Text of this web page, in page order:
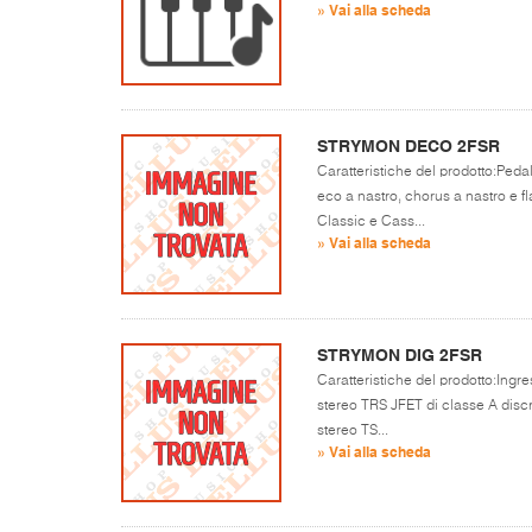
» Vai alla scheda
STRYMON DECO 2FSR
Caratteristiche del
eco a nastro, chorus a nastro e
Classic e Cass...
» Vai alla scheda
STRYMON DIG 2FSR
Caratteristiche del
stereo TRS JFET di classe A
stereo TS...
» Vai alla scheda